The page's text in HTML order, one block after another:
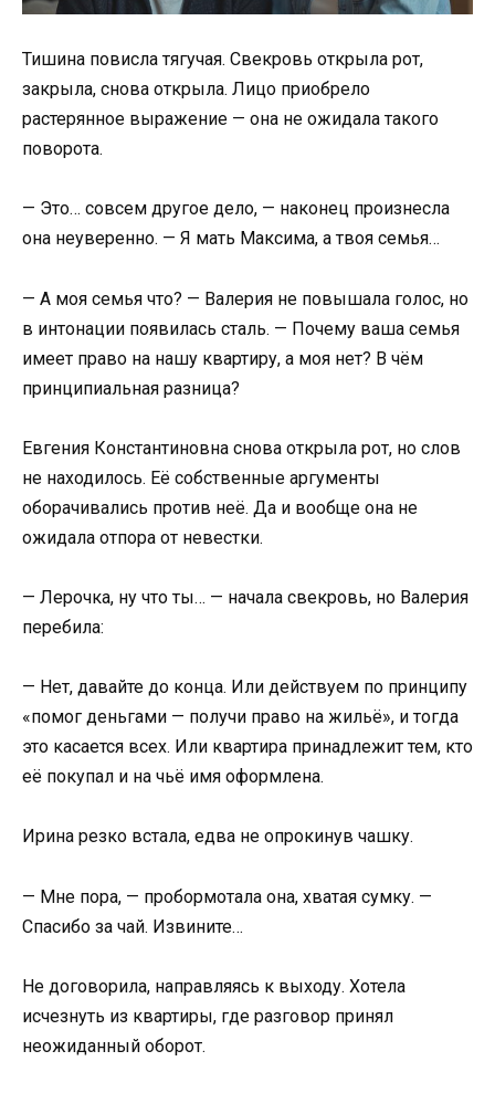
Тишина повисла тягучая. Свекровь открыла рот,
закрыла, снова открыла. Лицо приобрело
растерянное выражение — она не ожидала такого
поворота.
— Это… совсем другое дело, — наконец произнесла
она неуверенно. — Я мать Максима, а твоя семья…
— А моя семья что? — Валерия не повышала голос, но
в интонации появилась сталь. — Почему ваша семья
имеет право на нашу квартиру, а моя нет? В чём
принципиальная разница?
Евгения Константиновна снова открыла рот, но слов
не находилось. Её собственные аргументы
оборачивались против неё. Да и вообще она не
ожидала отпора от невестки.
— Лерочка, ну что ты… — начала свекровь, но Валерия
перебила:
— Нет, давайте до конца. Или действуем по принципу
«помог деньгами — получи право на жильё», и тогда
это касается всех. Или квартира принадлежит тем, кто
её покупал и на чьё имя оформлена.
Ирина резко встала, едва не опрокинув чашку.
— Мне пора, — пробормотала она, хватая сумку. —
Спасибо за чай. Извините…
Не договорила, направляясь к выходу. Хотела
исчезнуть из квартиры, где разговор принял
неожиданный оборот.